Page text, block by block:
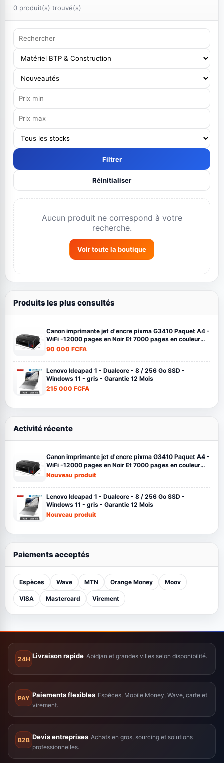
0 produit(s) trouvé(s)
Filtrer
Réinitialiser
Aucun produit ne correspond à votre
recherche.
Voir toute la boutique
Produits les plus consultés
Canon imprimante jet d'encre pixma G3410 Paquet A4 -
WiFi -12000 pages en Noir Et 7000 pages en couleur
noir
90 000 FCFA
Lenovo Ideapad 1 - Dualcore - 8 / 256 Go SSD -
Windows 11 - gris - Garantie 12 Mois
215 000 FCFA
Activité récente
Canon imprimante jet d'encre pixma G3410 Paquet A4 -
WiFi -12000 pages en Noir Et 7000 pages en couleur
noir
Nouveau produit
Lenovo Ideapad 1 - Dualcore - 8 / 256 Go SSD -
Windows 11 - gris - Garantie 12 Mois
Nouveau produit
Paiements acceptés
Espèces Wave MTN Orange Money Moov
VISA Mastercard Virement
24H Livraison rapide Abidjan et grandes villes selon disponibilité.
PAY Paiements flexibles Espèces, Mobile Money, Wave, carte et
virement.
B2B Devis entreprises Achats en gros, sourcing et solutions
professionnelles.